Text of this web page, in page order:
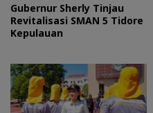
Gubernur Sherly Tinjau
Revitalisasi SMAN 5 Tidore
Kepulauan